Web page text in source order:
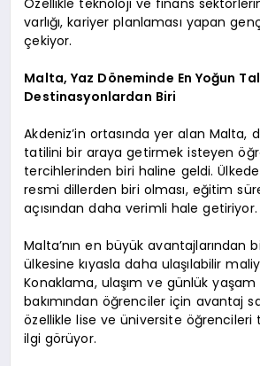
Özellikle teknoloji ve finans
varlığı, kariyer planlaması yapan
çekiyor.
Malta, Yaz Döneminde En Yoğun
Destinasyonlardan Biri
Akdeniz’in ortasında yer alan Malta,
tatilini bir araya getirmek isteyen
tercihlerinden biri haline geldi. Ülkede
resmi dillerden biri olması, eğitim
açısından daha verimli hale getiriyor.
Malta’nın en büyük avantajlarından
ülkesine kıyasla daha ulaşılabilir
Konaklama, ulaşım ve günlük yaşam
bakımından öğrenciler için avantaj
özellikle lise ve üniversite öğrencileri
ilgi görüyor.